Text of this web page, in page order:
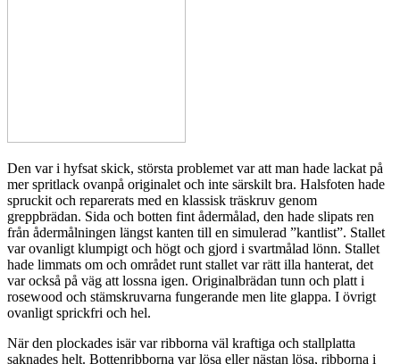
Den var i hyfsat skick, största problemet var att man hade lackat på
mer spritlack ovanpå originalet och inte särskilt bra. Halsfoten hade
spruckit och reparerats med en klassisk träskruv genom
greppbrädan. Sida och botten fint ådermålad, den hade slipats ren
från ådermålningen längst kanten till en simulerad ”kantlist”. Stallet
var ovanligt klumpigt och högt och gjord i svartmålad lönn. Stallet
hade limmats om och området runt stallet var rätt illa hanterat, det
var också på väg att lossna igen. Originalbrädan tunn och platt i
rosewood och stämskruvarna fungerande men lite glappa. I övrigt
ovanligt sprickfri och hel.
När den plockades isär var ribborna väl kraftiga och stallplatta
saknades helt. Bottenribborna var lösa eller nästan lösa, ribborna i